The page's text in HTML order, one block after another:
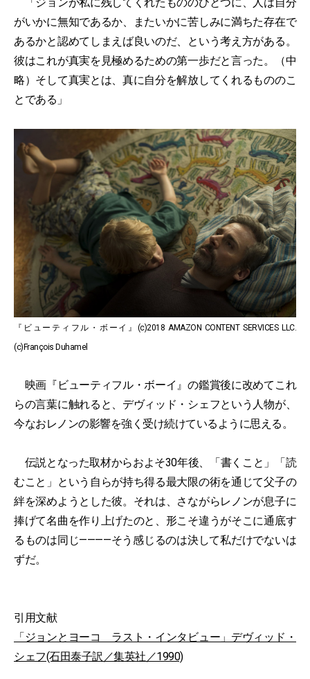
がいかに無知であるか、またいかに苦しみに満ちた存在で
あるかと認めてしまえば良いのだ、という考え方がある。
彼はこれが真実を見極めるための第一歩だと言った。（中
略）そして真実とは、真に自分を解放してくれるもののこ
とである」
『ビューティフル・ボーイ』(c)2018 AMAZON CONTENT SERVICES LLC.
(c)François Duhamel
映画『ビューティフル・ボーイ』の鑑賞後に改めてこれ
らの言葉に触れると、デヴィッド・シェフという人物が、
今なおレノンの影響を強く受け続けているように思える。
伝説となった取材からおよそ30年後、「書くこと」「読
むこと」という自らが持ち得る最大限の術を通じて父子の
絆を深めようとした彼。それは、さながらレノンが息子に
捧げて名曲を作り上げたのと、形こそ違うがそこに通底す
るものは同じ————そう感じるのは決して私だけでないは
ずだ。
引用文献
「ジョンとヨーコ ラスト・インタビュー」デヴィッド・
シェフ(石田泰子訳／集英社／1990)